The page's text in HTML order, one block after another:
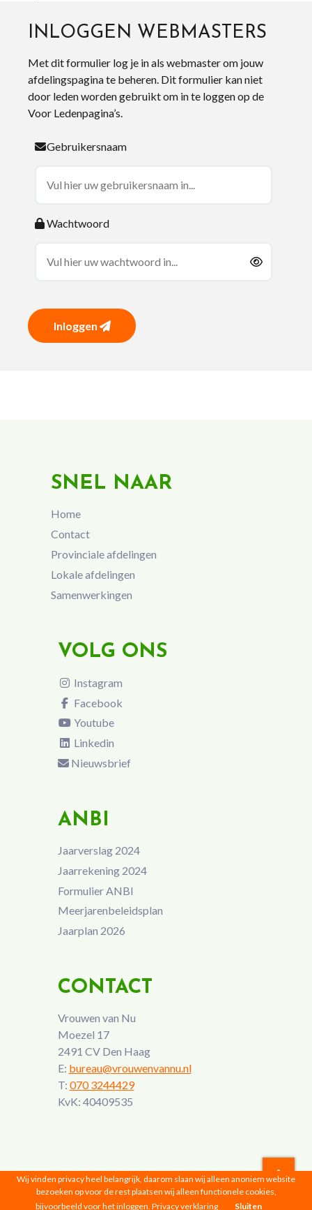
INLOGGEN WEBMASTERS
Met dit formulier log je in als webmaster om jouw
afdelingspagina te beheren. Dit formulier kan niet
door leden worden gebruikt om in te loggen op de
Voor Ledenpagina’s.
Gebruikersnaam
Wachtwoord
Inloggen
SNEL NAAR
Home
Contact
Provinciale afdelingen
Lokale afdelingen
Samenwerkingen
VOLG ONS
Instagram
Facebook
Youtube
Linkedin
Nieuwsbrief
ANBI
Jaarverslag 2024
Jaarrekening 2024
Formulier ANBI
Meerjarenbeleidsplan
Jaarplan 2026
CONTACT
Vrouwen van Nu
Moezel 17
2491 CV Den Haag
E: bureau@vrouwenvannu.nl
T: 070 3244429
KvK: 40409535
Vrouwen van Nu © 2026 |Privacyverklaring
Wij vinden privacy heel belangrijk, daarom slaan wij alleen anoniem website
bezoeken op voor de rest plaatsen wij alleen functionele cookies,
bijvoorbeeld voor het inloggen. Privacy verklaring Sluiten